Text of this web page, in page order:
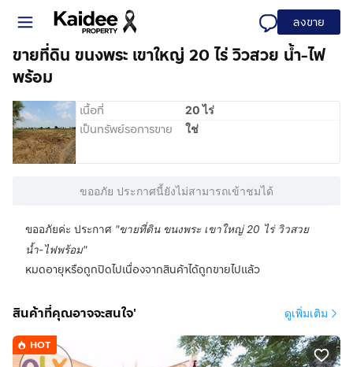
ลงขาย
ขายที่ดิน ขนงพระ เขาใหญ่ 20 ไร่ วิวสวย น้ำ-ไฟ
พร้อม
เนื้อที่ 20 ไร่
เป็นทรัพย์รอการขาย ใช่
ขออภัย ประกาศนี้ยังไม่สามารถเข้าชมได้
ขออภัยค่ะ ประกาศ "ขายที่ดิน ขนงพระ เขาใหญ่ 20 ไร่ วิวสวย
น้ำ-ไฟพร้อม"
หมดอายุหรือถูกปิดไปเนื่องจากสินค้าได้ถูกขายไปแล้ว
สินค้าที่คุณอาจจะสนใจ' ดูเพิ่มเติม
HOT